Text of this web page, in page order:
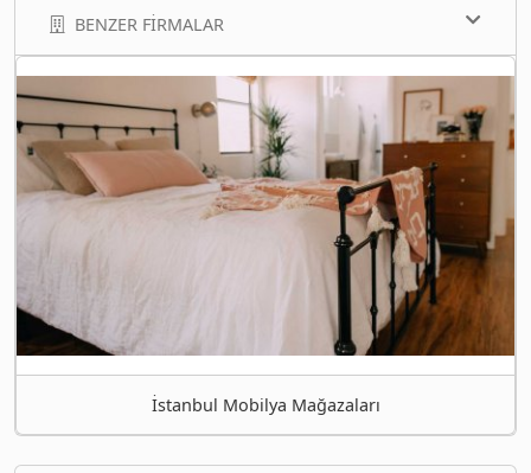
BENZER FIRMALAR
İstanbul Mobilya Mağazaları